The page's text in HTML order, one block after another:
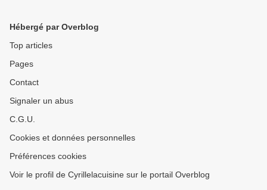
Hébergé par Overblog
Top articles
Pages
Contact
Signaler un abus
C.G.U.
Cookies et données personnelles
Préférences cookies
Voir le profil de Cyrillelacuisine sur le portail Overblog